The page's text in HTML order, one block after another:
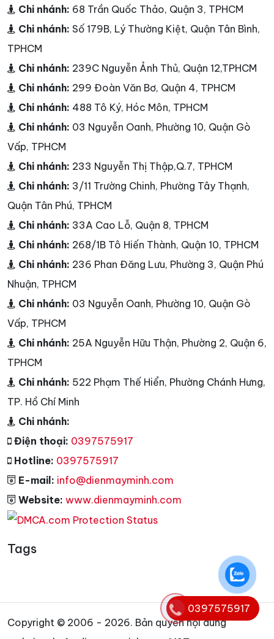
Chi nhánh: 68 Trần Quốc Thảo, Quận 3, TPHCM
Chi nhánh: Số 179B, Lý Thường Kiệt, Quận Tân Bình,
TPHCM
Chi nhánh: 239C Nguyễn Ảnh Thủ, Quận 12,TPHCM
Chi nhánh: 299 Đoàn Văn Bơ, Quận 4, TPHCM
Chi nhánh: 488 Tô Ký, Hóc Môn, TPHCM
Chi nhánh: 03 Nguyễn Oanh, Phường 10, Quận Gò
Vấp, TPHCM
Chi nhánh: 233 Nguyễn Thị Thập,Q.7, TPHCM
Chi nhánh: 3/11 Trường Chinh, Phường Tây Thạnh,
Quận Tân Phú, TPHCM
Chi nhánh: 33A Cao Lỗ, Quận 8, TPHCM
Chi nhánh: 268/1B Tô Hiến Thành, Quận 10, TPHCM
Chi nhánh: 236 Phan Đăng Lưu, Phường 3, Quận Phú
Nhuận, TPHCM
Chi nhánh: 03 Nguyễn Oanh, Phường 10, Quận Gò
Vấp, TPHCM
Chi nhánh: 25A Nguyễn Hữu Thận, Phường 2, Quận 6,
TPHCM
Chi nhánh: 522 Phạm Thế Hiển, Phường Chánh Hưng,
TP. Hồ Chí Minh
Chi nhánh:
Điện thoại: 0397575917
Hotline: 0397575917
E-mail: info@dienmayminh.com
Website: www.dienmayminh.com
Tags
Copyright © 2006 - 2026. Bản quyền nội dung
0397575917